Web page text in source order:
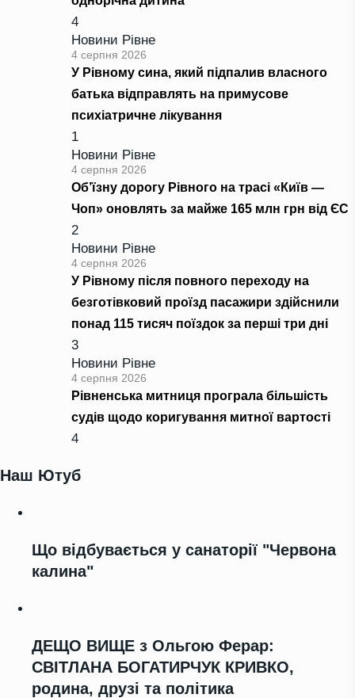
4
Новини Рівне
4 серпня 2026
У Рівному сина, який підпалив власного
батька відправлять на примусове
психіатричне лікування
1
Новини Рівне
4 серпня 2026
Об’їзну дорогу Рівного на трасі «Київ —
Чоп» оновлять за майже 165 млн грн від ЄС
2
Новини Рівне
4 серпня 2026
У Рівному після повного переходу на
безготівковий проїзд пасажири здійснили
понад 115 тисяч поїздок за перші три дні
3
Новини Рівне
4 серпня 2026
Рівненська митниця програла більшість
судів щодо коригування митної вартості
4
Наш Ютуб
Що відбувається у санаторії "Червона
калина"
ДЕЩО ВИЩЕ з Ольгою Ферар:
СВІТЛАНА БОГАТИРЧУК КРИВКО,
родина, друзі та політика